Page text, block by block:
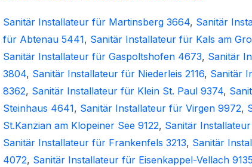
Sanitär Installateur für Martinsberg 3664, Sanitär
für Abtenau 5441, Sanitär Installateur für Kals am
Sanitär Installateur für Gaspoltshofen 4673, Sanitär
3804, Sanitär Installateur für Niederleis 2116, Sanitär
8362, Sanitär Installateur für Klein St. Paul 9374,
Steinhaus 4641, Sanitär Installateur für Virgen 9972,
St.Kanzian am Klopeiner See 9122, Sanitär
Sanitär Installateur für Frankenfels 3213, Sanitär
4072, Sanitär Installateur für Eisenkappel-Vellach 9135